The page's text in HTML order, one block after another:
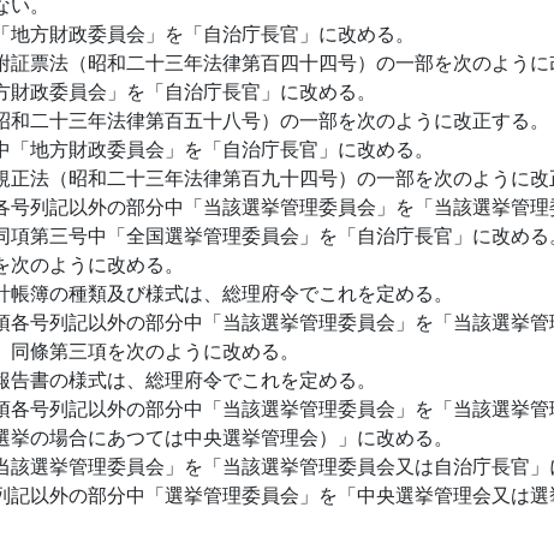
方財政委員会」を「自治庁長官」に改める。
証票法（昭和二十三年法律第百四十四号）の一部を次のように
政委員会」を「自治庁長官」に改める。
和二十三年法律第百五十八号）の一部を次のように改正する。
「地方財政委員会」を「自治庁長官」に改める。
正法（昭和二十三年法律第百九十四号）の一部を次のように改
号列記以外の部分中「当該選挙管理委員会」を「当該選挙管
第三号中「全国選挙管理委員会」を「自治庁長官」に改める。
のように改める。
帳簿の種類及び様式は、総理府令でこれを定める。
各号列記以外の部分中「当該選挙管理委員会」を「当該選挙
條第三項を次のように改める。
告書の様式は、総理府令でこれを定める。
各号列記以外の部分中「当該選挙管理委員会」を「当該選挙
の場合にあつては中央選挙管理会）」に改める。
該選挙管理委員会」を「当該選挙管理委員会又は自治庁長官」
記以外の部分中「選挙管理委員会」を「中央選挙管理会又は